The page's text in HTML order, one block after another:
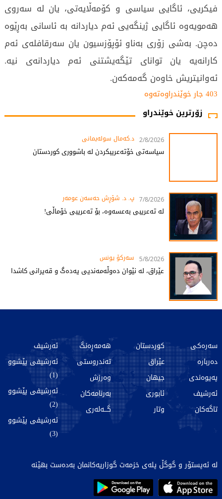
فیکریی، ئاگایی سیاسی و کۆمەڵایەتی، یان لە سەروی
هەمویەوە ئاگایی ژینگەیی ئەم دیاردانە بە ئاسانی بەڕێوە
دەچن. بەشی زۆری بەناو ئۆپۆزسیون یان سەرقافلەی ئەم
کارانەیە یان توانای تێگەیشتنی ئەم دیاردانەی نیە.
ئەوانیتریش خاوەن گەمەکەن.
403 جار خوێندراوەتەوە
زۆرترین خوێندراو
2/8/2026 د.کەمال سولەیمانی
سیاسەتی خۆتەعریبکردن لە باشووری کوردستان
7/8/2026 پ. د. شۆڕش حەسەن عومەر
لە تەعریبی بەعسەوە، بۆ تەعریبی خۆماڵی!
5/8/2026 سەرکۆ یونس
عێراق، لە نێوان دەوڵەمەندیی یەدەگ و قەیرانی کاشدا
سەرەکی
دەربارە
پەیوەندی
ئەرشیف
تاگەکان
کوردستان
عێراق
جیهان
ئابوری
وتار
هەمەڕەنگ
تەندروستی
وەرزش
بەرنامەکان
گـــەلەری
ئەرشیف
ئەرشیفی پێشوو
(1)
ئەرشیفی پێشوو
(2)
ئەرشیفی پێشوو
(3)
لە ئەپستۆر و گوگڵ پلەی خزمەت گوزاریەکانمان بەدەست بهێنە